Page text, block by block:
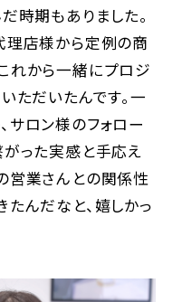
時期もありました。
理店様から定例の商
れから一緒にプロジ
ただいたんです。一
サロン様のフォロー
った実感と手応え
営業さんとの関係性
んだなと、嬉しかっ